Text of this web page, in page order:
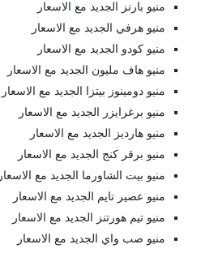
منيو بارنز الجديد مع الاسعار
منيو هرفي الجديد مع الاسعار
منيو كودو الجديد مع الاسعار
منيو هاف مليون الجديد مع الاسعار
منيو دومينوز بيتزا الجديد مع الاسعار
منيو برغرايزر الجديد مع الاسعار
منيو هارديز الجديد مع الاسعار
منيو برقر كنج الجديد مع الاسعار
منيو بيت الشاورما الجديد مع الاسعار
منيو عصير تايم الجديد مع الاسعار
منيو تيم هورتنز الجديد مع الاسعار
منيو صب واي الجديد مع الاسعار